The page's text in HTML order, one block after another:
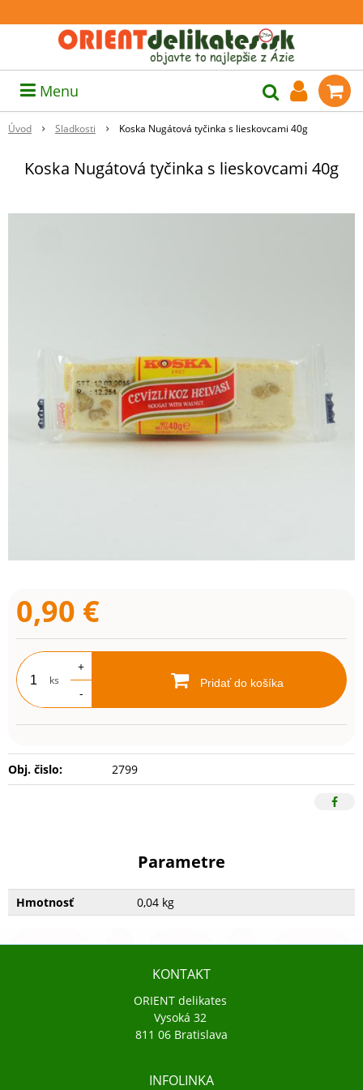
Menu
Úvod Sladkosti Koska Nugátová tyčinka s lieskovcami 40g
Koska Nugátová tyčinka s lieskovcami 40g
0,90 €
ks
+
-
Pridať do košíka
Obj. čislo: 2799
Parametre
Hmotnosť 0,04 kg
KONTAKT
ORIENT delikates
Vysoká 32
811 06 Bratislava
INFOLINKA